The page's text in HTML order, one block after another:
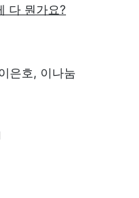
다 뭔가요?
은호, 이나눔